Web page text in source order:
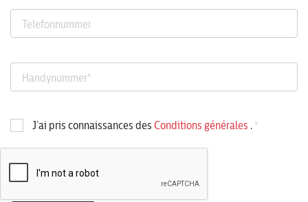
Telefonnummer
Handynummer*
J’ai pris connaissances des Conditions générales . *